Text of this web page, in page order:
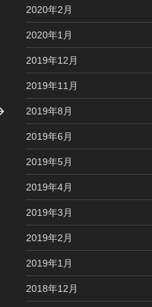
2020年2月
2020年1月
2019年12月
2019年11月
2019年8月
2019年6月
2019年5月
2019年4月
2019年3月
2019年2月
2019年1月
2018年12月